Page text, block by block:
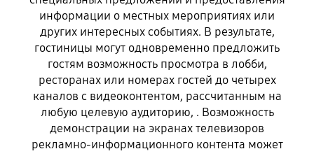
информации о местных мероприятиях или
других интересных событиях. В результате,
гостиницы могут одновременно предложить
гостям возможность просмотра в лобби,
ресторанах или номерах гостей до четырех
каналов с видеоконтентом, рассчитанным на
любую целевую аудиторию, . Возможность
демонстрации на экранах телевизоров
рекламно-информационного контента может